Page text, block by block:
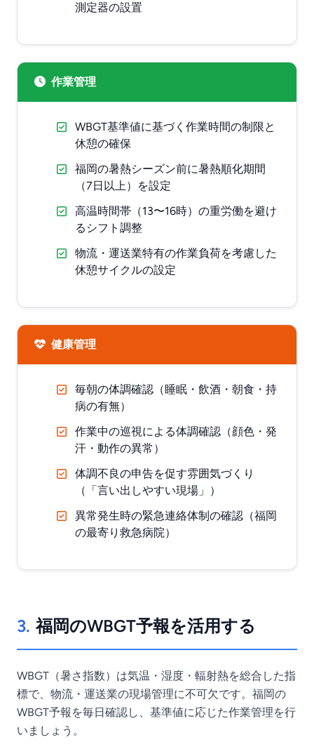
測定器の設置
作業管理
WBGT基準値に基づく作業時間の制限と
休憩の確保
福岡の暑熱シーズン前に暑熱順化期間
（7日以上）を設定
高温時間帯（13〜16時）の重労働を避け
るシフト調整
物流・運送業特有の作業負荷を考慮した
休憩サイクルの設定
健康管理
毎朝の体調確認（睡眠・飲酒・朝食・持
病の有無）
作業中の巡視による体調確認（顔色・発
汗・動作の異常）
体調不良の申告を促す雰囲気づくり
（「言い出しやすい現場」）
異常発生時の緊急連絡体制の確認（福岡
の最寄り救急病院）
3. 福岡のWBGT予報を活用する
WBGT（暑さ指数）は気温・湿度・輻射熱を総合した指
標で、物流・運送業の現場管理に不可欠です。福岡の
WBGT予報を毎日確認し、基準値に応じた作業管理を行
いましょう。